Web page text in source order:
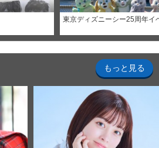
東京ディズニーシー25周年イ
もっと見る